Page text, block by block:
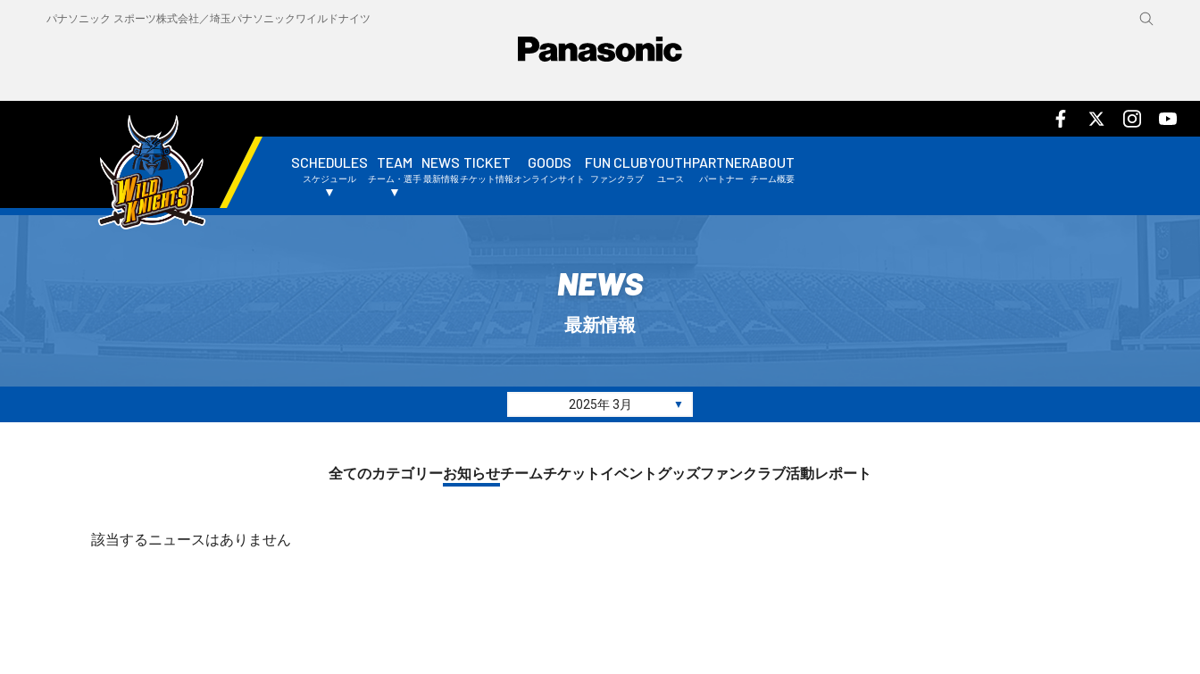
パナソニック スポーツ株式会社／埼玉パナソニックワイルドナイツ
SCHEDULES
スケジュール
▼
TEAM
チーム・選手
▼
NEWS
最新情報
TICKET
チケット情報
GOODS
オンラインサイト
FUN CLUB
ファンクラブ
YOUTH
ユース
PARTNER
パートナー
ABOUT
チーム概要
・試合日程・結果
・チームスケジュール
・選手情報
・スタッフ情報
NEWS
最新情報
2025年 3月 ▼
全てのカテゴリーお知らせチームチケット イベント グッズファンクラブ活動レポート
該当するニュースはありません